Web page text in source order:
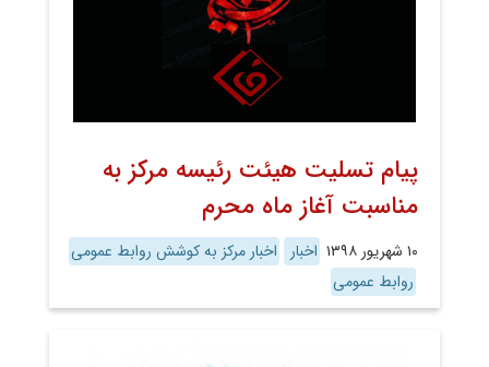
پیام تسلیت هیئت رئیسه مرکز به
مناسبت آغاز ماه محرم
۱۰ شهریور ۱۳۹۸ اخبار
اخبار مرکز به کوشش روابط عمومی
روابط عمومی